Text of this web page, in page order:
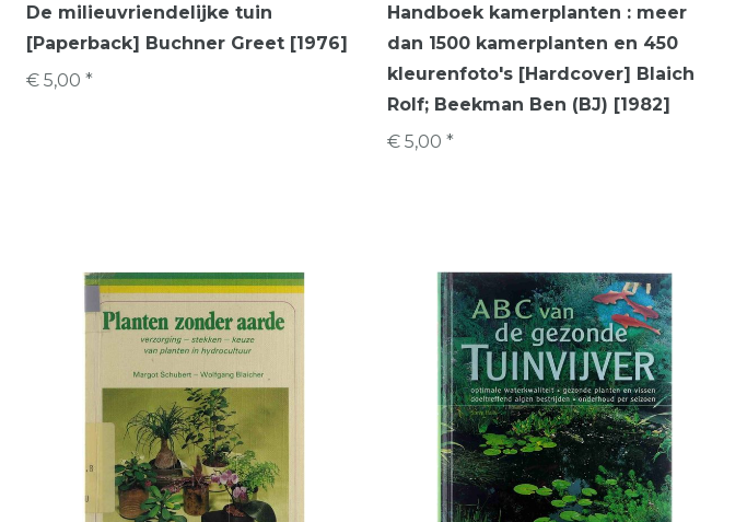
De milieuvriendelijke tuin
[Paperback] Buchner Greet [1976]
€ 5,00 *
Handboek kamerplanten : meer
dan 1500 kamerplanten en 450
kleurenfoto's [Hardcover] Blaich
Rolf; Beekman Ben (BJ) [1982]
€ 5,00 *